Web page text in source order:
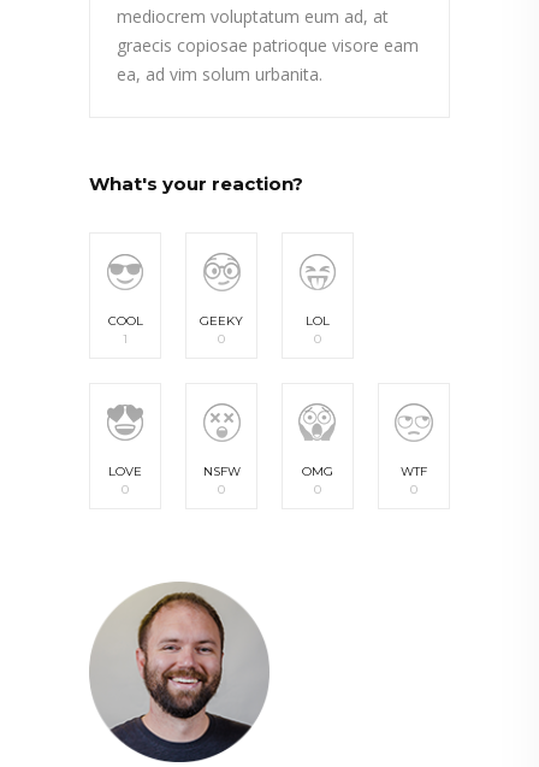
mediocrem voluptatum eum ad, at
graecis copiosae patrioque visore eam
ea, ad vim solum urbanita.
What's your reaction?
COOL
1
GEEKY
0
LOL
0
LOVE
0
NSFW
0
OMG
0
WTF
0